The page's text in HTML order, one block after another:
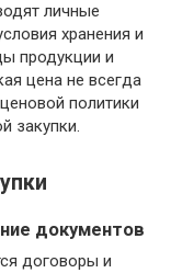
личные
хранения и
продукции и
цена не всегда
политики
закупки.
документов
договоры и